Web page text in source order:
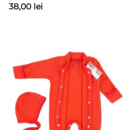
38,00 lei